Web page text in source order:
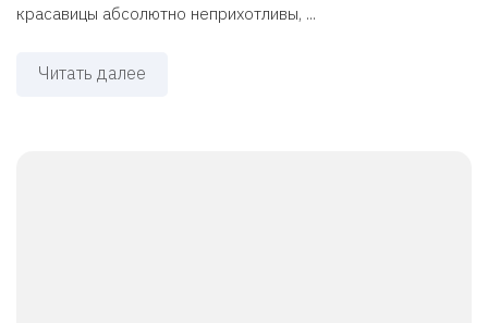
красавицы абсолютно неприхотливы, ...
Читать далее